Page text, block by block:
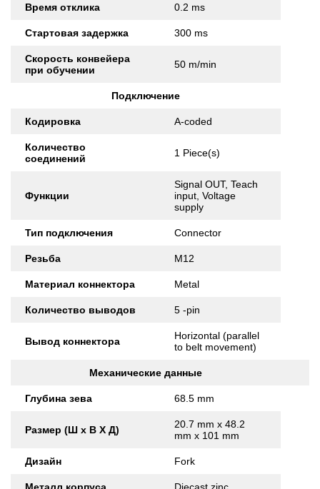
Время отклика 0.2 ms
Стартовая задержка 300 ms
Скорость конвейера
при обучении
50 m/min
Подключение
Кодировка A-coded
Количество
соединений
1 Piece(s)
Функции
Signal OUT, Teach
input, Voltage
supply
Тип подключения Connector
Резьба M12
Материал коннектора Metal
Количество выводов 5 -pin
Вывод коннектора
Horizontal (parallel
to belt movement)
Механические данные
Глубина зева 68.5 mm
Размер (Ш x В X Д)
20.7 mm x 48.2
mm x 101 mm
Дизайн Fork